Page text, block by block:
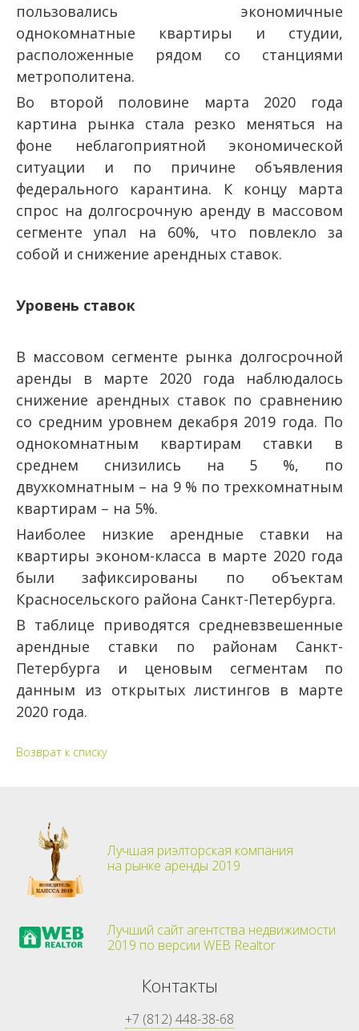
пользовались экономичные
однокомнатные квартиры и студии,
расположенные рядом со станциями
метрополитена.
Во второй половине марта 2020 года
картина рынка стала резко меняться на
фоне неблагоприятной экономической
ситуации и по причине объявления
федерального карантина. К концу марта
спрос на долгосрочную аренду в массовом
сегменте упал на 60%, что повлекло за
собой и снижение арендных ставок.
Уровень ставок
В массовом сегменте рынка долгосрочной
аренды в марте 2020 года наблюдалось
снижение арендных ставок по сравнению
со средним уровнем декабря 2019 года. По
однокомнатным квартирам ставки в
среднем снизились на 5 %, по
двухкомнатным – на 9 % по трехкомнатным
квартирам – на 5%.
Наиболее низкие арендные ставки на
квартиры эконом-класса в марте 2020 года
были зафиксированы по объектам
Красносельского района Санкт-Петербурга.
В таблице приводятся средневзвешенные
арендные ставки по районам Санкт-
Петербурга и ценовым сегментам по
данным из открытых листингов в марте
2020 года.
Возврат к списку
Лучшая риэлторская компания
на рынке аренды 2019
Лучший сайт агентства недвижимости
2019 по версии WEB Realtor
Контакты
+7 (812) 448-38-68